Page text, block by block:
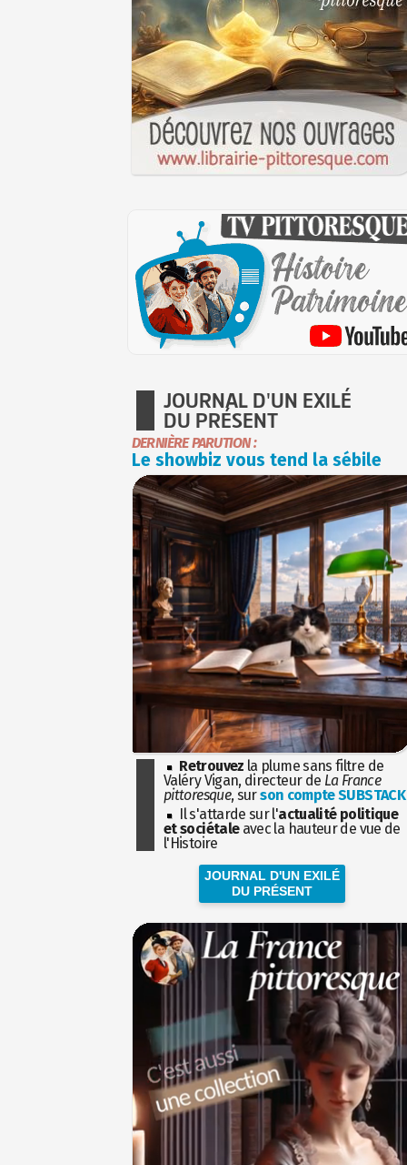
JOURNAL D'UN EXILÉ
DU PRÉSENT
DERNIÈRE PARUTION :
Le showbiz vous tend la sébile
Retrouvez la plume sans filtre de
Valéry Vigan, directeur de La France
pittoresque, surson compte SUBSTACK
Il s'attarde sur l'actualité politique
et sociétaleavec la hauteur de vue de
l'Histoire
JOURNAL D'UN EXILÉ
DU PRÉSENT